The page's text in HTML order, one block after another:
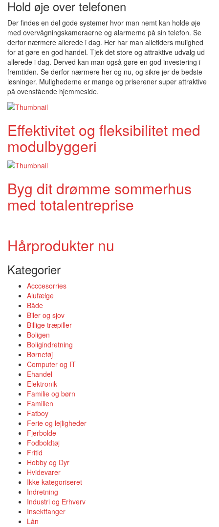
Hold øje over telefonen
Der findes en del gode systemer hvor man nemt kan holde øje
med overvågningskameraerne og alarmerne på sin telefon. Se
derfor nærmere allerede i dag. Her har man alletiders mulighed
for at gøre en god handel. Tjek det store og attraktive udvalg ud
allerede i dag. Derved kan man også gøre en god investering i
fremtiden. Se derfor nærmere her og nu, og sikre jer de bedste
løsninger. Mulighederne er mange og priserener super attraktive
på ovenstående hjemmeside.
Effektivitet og fleksibilitet med
modulbyggeri
Byg dit drømme sommerhus
med totalentreprise
Hårprodukter nu
Kategorier
Acccesorries
Alufælge
Både
Biler og sjov
Billige træpiller
Boligen
Boligindretning
Børnetøj
Computer og IT
Ehandel
Elektronik
Familie og børn
Familien
Fatboy
Ferie og lejligheder
Fjerbolde
Fodboldtøj
Fritid
Hobby og Dyr
Hvidevarer
Ikke kategoriseret
Indretning
Industri og Erhverv
Insektfanger
Lån